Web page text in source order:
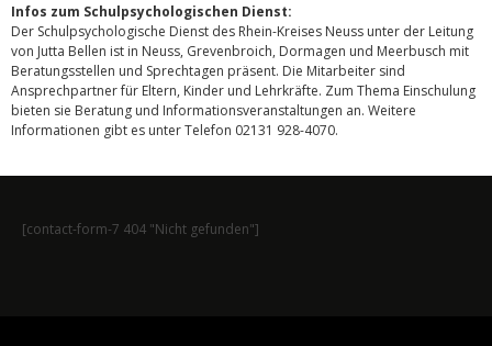
Infos zum Schulpsychologischen Dienst:
Der Schulpsychologische Dienst des Rhein-Kreises Neuss unter der Leitung
von Jutta Bellen ist in Neuss, Grevenbroich, Dormagen und Meerbusch mit
Beratungsstellen und Sprechtagen präsent. Die Mitarbeiter sind
Ansprechpartner für Eltern, Kinder und Lehrkräfte. Zum Thema Einschulung
bieten sie Beratung und Informationsveranstaltungen an. Weitere
Informationen gibt es unter Telefon 02131 928-4070.
[contact-form-7 404 "Nicht gefunden"]